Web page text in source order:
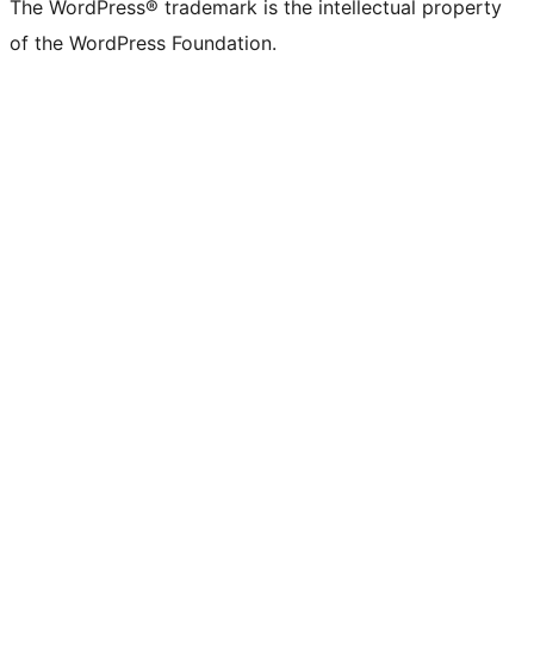
The WordPress® trademark is the intellectual property
of the WordPress Foundation.